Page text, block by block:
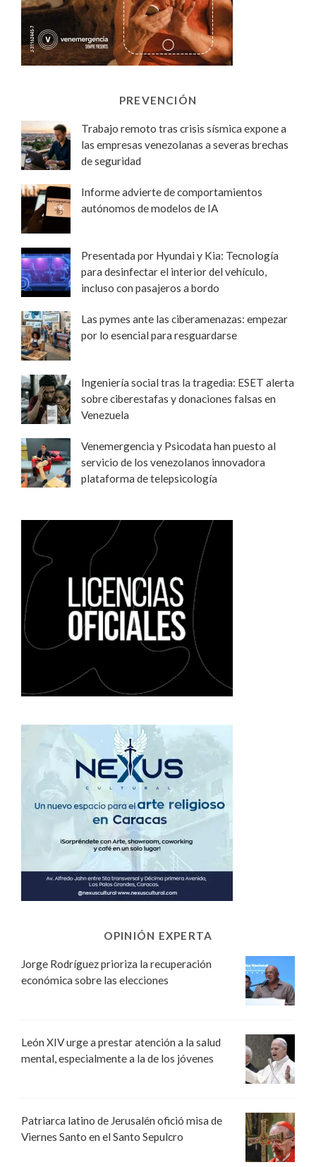
PREVENCIÓN
Trabajo remoto tras crisis sísmica expone a
las empresas venezolanas a severas brechas
de seguridad
Informe advierte de comportamientos
autónomos de modelos de IA
Presentada por Hyundai y Kia: Tecnología
para desinfectar el interior del vehículo,
incluso con pasajeros a bordo
Las pymes ante las ciberamenazas: empezar
por lo esencial para resguardarse
Ingeniería social tras la tragedia: ESET alerta
sobre ciberestafas y donaciones falsas en
Venezuela
Venemergencia y Psicodata han puesto al
servicio de los venezolanos innovadora
plataforma de telepsicología
OPINIÓN EXPERTA
Jorge Rodríguez prioriza la recuperación
económica sobre las elecciones
León XIV urge a prestar atención a la salud
mental, especialmente a la de los jóvenes
Patriarca latino de Jerusalén ofició misa de
Viernes Santo en el Santo Sepulcro